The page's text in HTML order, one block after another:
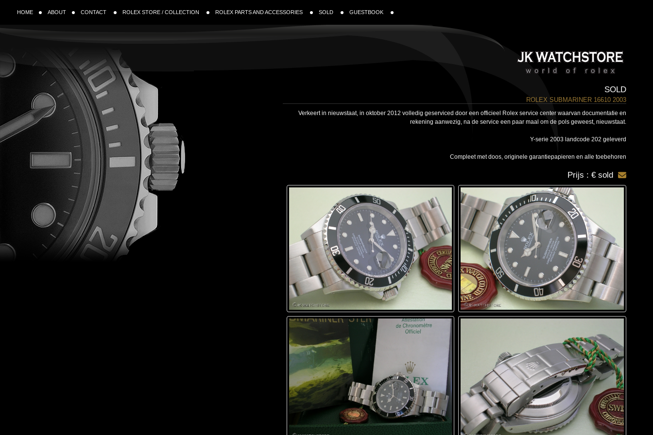
HOME ABOUT CONTACT ROLEX STORE / COLLECTION ROLEX PARTS AND ACCESSORIES SOLD GUESTBOOK
SOLD
ROLEX SUBMARINER 16610 2003
Verkeert in nieuwstaat, in oktober 2012 volledig geserviced door een officieel Rolex service center waarvan documentatie en
rekening aanwezig, na de service een paar maal om de pols geweest, nieuwstaat.
Y-serie 2003 landcode 202 geleverd
Compleet met doos, originele garantiepapieren en alle toebehoren
Prijs : € sold